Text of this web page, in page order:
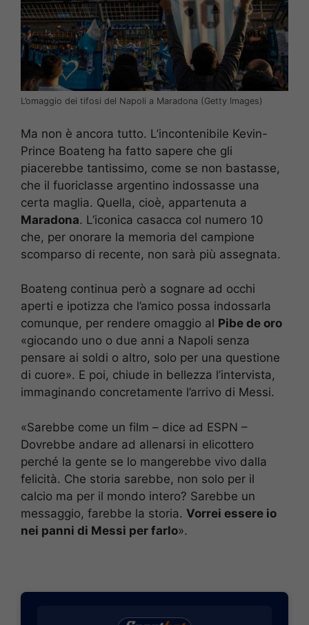
L’omaggio dei tifosi del Napoli a Maradona (Getty Images)
Ma non è ancora tutto. L’incontenibile Kevin-
Prince Boateng ha fatto sapere che gli
piacerebbe tantissimo, come se non bastasse,
che il fuoriclasse argentino indossasse una
certa maglia. Quella, cioè, appartenuta a
Maradona. L’iconica casacca col numero 10
che, per onorare la memoria del campione
scomparso di recente, non sarà più assegnata.
Boateng continua però a sognare ad occhi
aperti e ipotizza che l’amico possa indossarla
comunque, per rendere omaggio al Pibe de oro
«giocando uno o due anni a Napoli senza
pensare ai soldi o altro, solo per una questione
di cuore». E poi, chiude in bellezza l’intervista,
immaginando concretamente l’arrivo di Messi.
«Sarebbe come un film – dice ad ESPN –
Dovrebbe andare ad allenarsi in elicottero
perché la gente se lo mangerebbe vivo dalla
felicità. Che storia sarebbe, non solo per il
calcio ma per il mondo intero? Sarebbe un
messaggio, farebbe la storia. Vorrei essere io
nei panni di Messi per farlo».